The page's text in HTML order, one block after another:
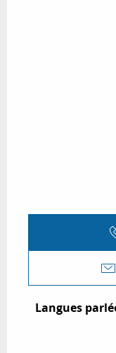
Langues
Langues